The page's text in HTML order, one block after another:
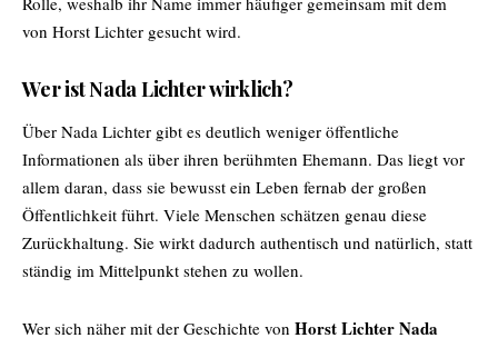
von Horst Lichter gesucht wird.
Wer ist Nada Lichter wirklich?
Über Nada Lichter gibt es deutlich weniger öffentliche
Informationen als über ihren berühmten Ehemann. Das liegt vor
allem daran, dass sie bewusst ein Leben fernab der großen
Öffentlichkeit führt. Viele Menschen schätzen genau diese
Zurückhaltung. Sie wirkt dadurch authentisch und natürlich, statt
ständig im Mittelpunkt stehen zu wollen.
Wer sich näher mit der Geschichte von Horst Lichter Nada